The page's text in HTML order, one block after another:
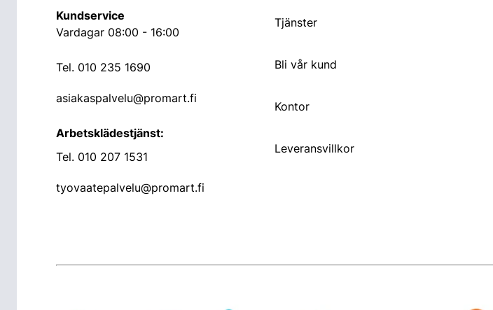
Kundservice
Vardagar 08:00 - 16:00
Tel. 010 235 1690
asiakaspalvelu@promart.fi
Arbetsklädestjänst:
Tel. 010 207 1531
tyovaatepalvelu@promart.fi
Tjänster
Bli vår kund
Kontor
Leveransvillkor